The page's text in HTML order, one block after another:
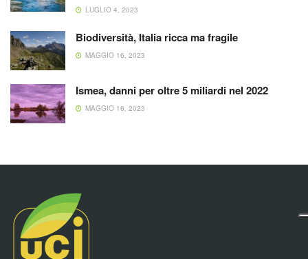
LUGLIO 4, 2023
Biodiversità, Italia ricca ma fragile
MAGGIO 16, 2023
Ismea, danni per oltre 5 miliardi nel 2022
MAGGIO 16, 2023